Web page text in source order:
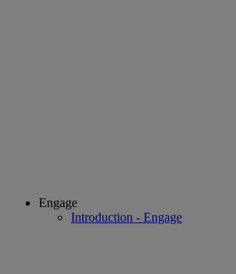
Engage
Introduction - Engage